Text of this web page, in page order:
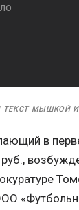
ТЕКСТ МЫШКОЙ
в